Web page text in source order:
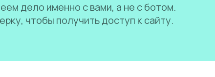
дело именно с вами, а не с ботом.
чтобы получить доступ к сайту.